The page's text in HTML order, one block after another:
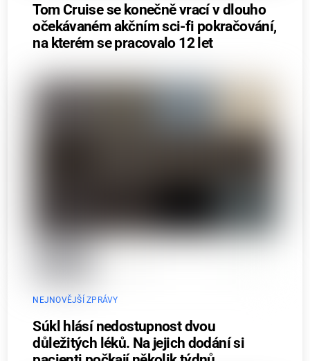
Tom Cruise se konečně vrací v dlouho
očekávaném akčním sci-fi pokračování,
na kterém se pracovalo 12 let
NEJNOVĚJŠÍ ZPRÁVY
Súkl hlásí nedostupnost dvou
důležitých léků. Na jejich dodání si